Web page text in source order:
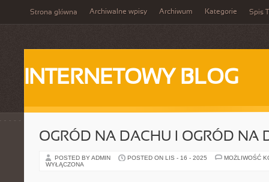
Strona główna Archiwalne wpisy Archiwum Kategorie Spis
INTERNETOWY BLOG
OGRÓD NA DACHU I OGRÓD NA
POSTED BY ADMIN POSTED ON LIS - 16 - 2025
MOŻLIWOŚĆ
WYŁĄCZONA